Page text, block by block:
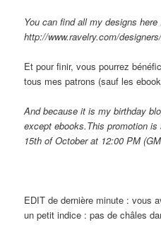
You can find all my designs here
http://www.ravelry.com/
Et pour finir, vous pourrez
tous mes patrons (sauf les
And because it is my birthday
except ebooks.This promotion
15th of October at 12:00 PM
EDIT de dernière minute : vous
un petit indice : pas de châles